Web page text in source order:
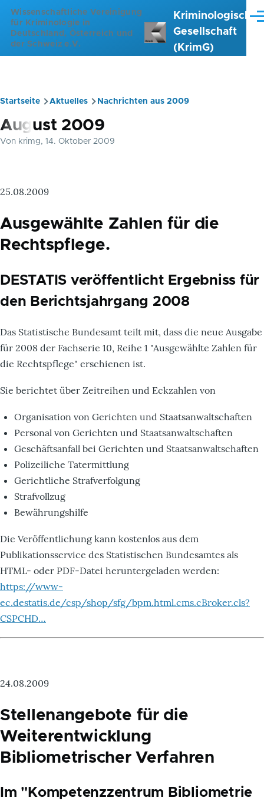
Direkt zum Inhalt
Wissenschaftliche Vereinigung
für Kriminologie in
Deutschland, Österreich und
der Schweiz e.V.
Kriminologische
Gesellschaft
(KrimG)
Pfadnavigation
Startseite Aktuelles Nachrichten aus 2009
August 2009
Von krimg, 14. Oktober 2009
25.08.2009
Ausgewählte Zahlen für die
Rechtspflege.
DESTATIS veröffentlicht Ergebniss für
den Berichtsjahrgang 2008
Das Statistische Bundesamt teilt mit, dass die neue Ausgabe
für 2008 der Fachserie 10, Reihe 1 "Ausgewählte Zahlen für
die Rechtspflege" erschienen ist.
Sie berichtet über Zeitreihen und Eckzahlen von
Organisation von Gerichten und Staatsanwaltschaften
Personal von Gerichten und Staatsanwaltschaften
Geschäftsanfall bei Gerichten und Staatsanwaltschaften
Polizeiliche Tatermittlung
Gerichtliche Strafverfolgung
Strafvollzug
Bewährungshilfe
Die Veröffentlichung kann kostenlos aus dem
Publikationsservice des Statistischen Bundesamtes als
HTML- oder PDF-Datei heruntergeladen werden:
https://www-
ec.destatis.de/csp/shop/sfg/bpm.html.cms.cBroker.cls?
CSPCHD…
24.08.2009
Stellenangebote für die
Weiterentwicklung
Bibliometrischer Verfahren
Im "Kompetenzzentrum Bibliometrie